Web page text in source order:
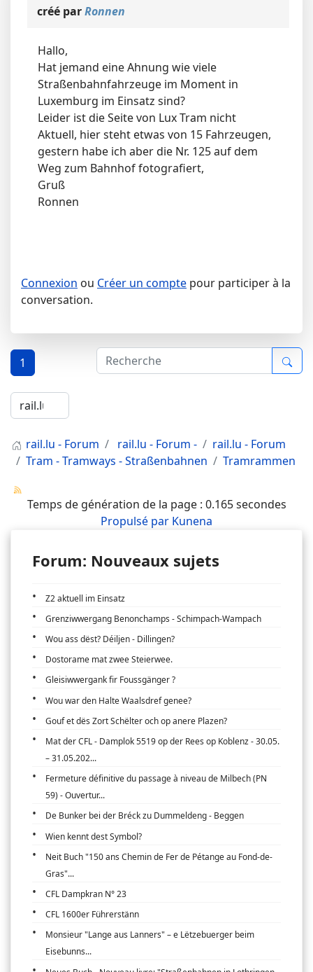
créé parRonnen
Hallo,
Hat jemand eine Ahnung wie viele
Straßenbahnfahrzeuge im Moment in
Luxemburg im Einsatz sind?
Leider ist die Seite von Lux Tram nicht
Aktuell, hier steht etwas von 15 Fahrzeugen,
gestern habe ich aber die Nr. 125 auf dem
Weg zum Bahnhof fotografiert,
Gruß
Ronnen
Connexion ou Créer un compte pour participer à la
conversation.
1
rail.lu - Forum rail.lu - Forum -
rail.lu - Forum
Tram - Tramways - Straßenbahnen
Tramrammen
Temps de génération de la page : 0.165 secondes
Propulsé par Kunena
Forum: Nouveaux sujets
Z2 aktuell im Einsatz
Grenziwwergang Benonchamps - Schimpach-Wampach
Wou ass dëst? Déiljen - Dillingen?
Dostorame mat zwee Steierwee.
Gleisiwwergank fir Foussgänger ?
Wou war den Halte Waalsdref genee?
Gouf et dës Zort Schëlter och op anere Plazen?
Mat der CFL - Damplok 5519 op der Rees op Koblenz - 30.05.
– 31.05.202...
Fermeture définitive du passage à niveau de Milbech (PN
59) - Ouvertur...
De Bunker bei der Bréck zu Dummeldeng - Beggen
Wien kennt dest Symbol?
Neit Buch "150 ans Chemin de Fer de Pétange au Fond-de-
Gras"...
CFL Dampkran N° 23
CFL 1600er Führerstänn
Monsieur "Lange aus Lanners" – e Lëtzebuerger beim
Eisebunns...